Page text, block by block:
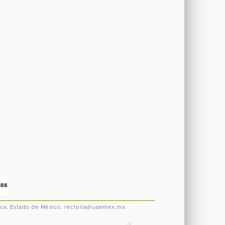
Estado de México. rectoria@uaemex.mx